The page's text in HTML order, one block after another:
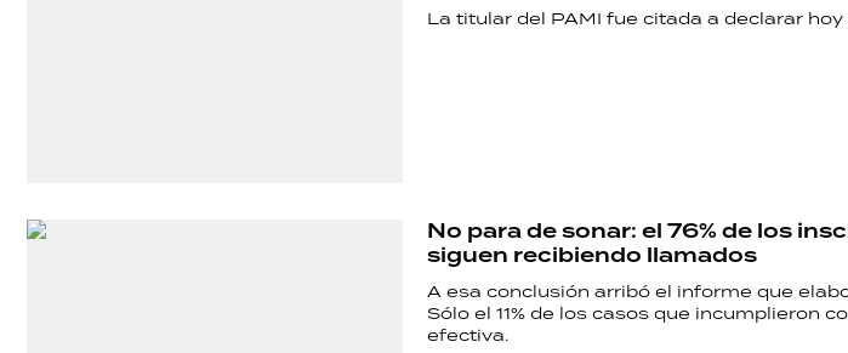
La titular del PAMI fue citada a declarar
No para de sonar: el 76% de los
siguen recibiendo llamados
A esa conclusión arribó el informe que
Sólo el 11% de los casos que incumplieron
efectiva.